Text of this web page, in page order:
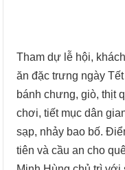
Tham dự lễ hội,
ăn đặc trưng ngày
bánh chưng, giò, thịt
chơi, tiết mục dân
sạp, nhảy bao bố.
tiên và cầu an cho